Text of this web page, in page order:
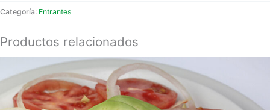
Categoría: Entrantes
Productos relacionados